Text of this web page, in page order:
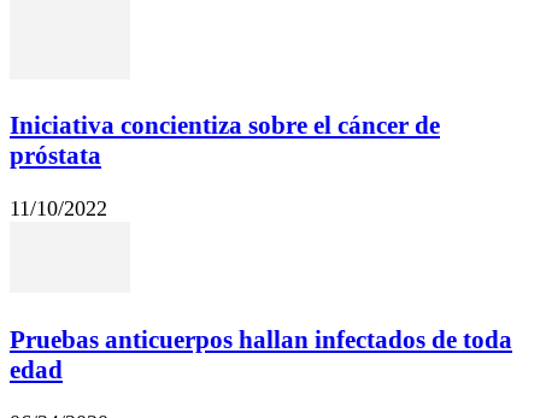
Iniciativa concientiza sobre el cáncer de
próstata
11/10/2022
Pruebas anticuerpos hallan infectados de toda
edad